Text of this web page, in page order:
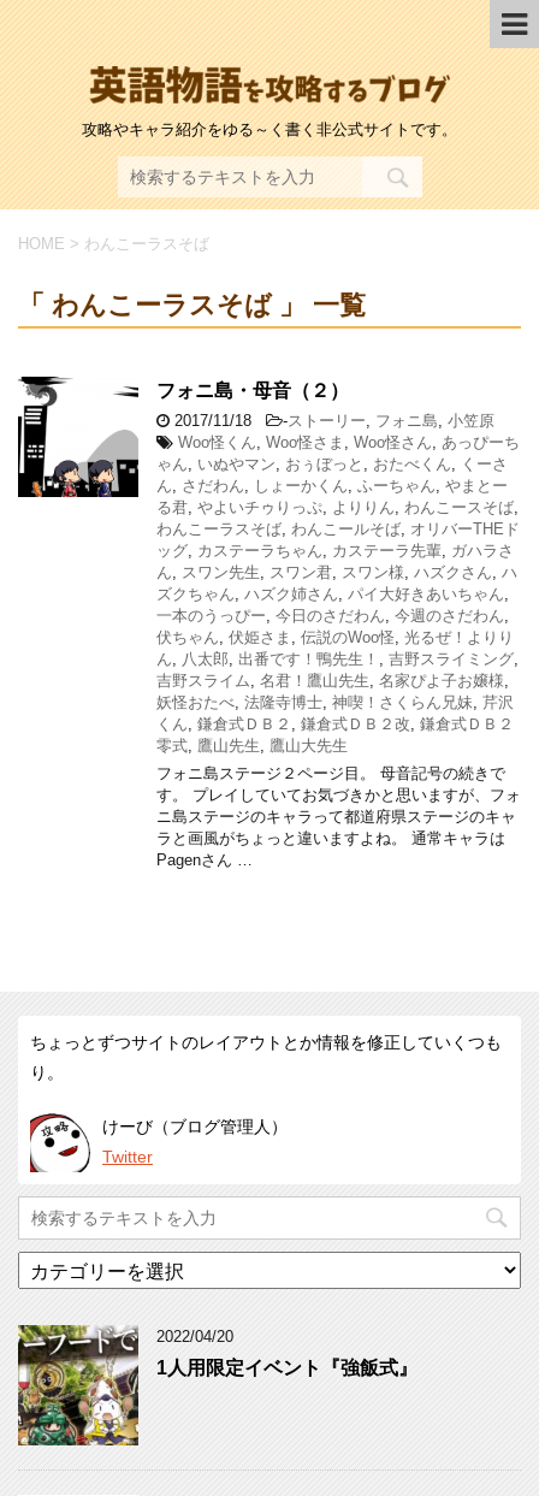
攻略やキャラ紹介をゆる～く書く非公式サイトです。
HOME > わんこーラスそば
「 わんこーラスそば 」 一覧
フォニ島・母音（２）
2017/11/18 -ストーリー, フォニ島, 小笠原
Woo怪くん, Woo怪さま , Woo怪さん, あっぴーち
ゃん, いぬやマン, おぅぼっと , おたべくん, くーさ
ん, さだわん, しょーかくん, ふーちゃん, やまとー
る君, やよいチゥりっぷ, よりりん, わんこースそば,
わんこーラスそば, わんこールそば, オリバーTHEド
ッグ, カステーラちゃん, カステーラ先輩, ガハラさ
ん, スワン先生, スワン君, スワン様, ハズクさん, ハ
ズクちゃん, ハズク姉さん, パイ大好きあいちゃん,
一本のうっぴー, 今日のさだわん, 今週のさだわん,
伏ちゃん, 伏姫さま , 伝説のWoo怪, 光るぜ！よりり
ん, 八太郎, 出番です！鴨先生！ , 吉野スライミング,
吉野スライム, 名君！鷹山先生, 名家ぴよ子お嬢様,
妖怪おたべ, 法隆寺博士, 神喫！さくらん兄妹, 芹沢
くん, 鎌倉式ＤＢ２ , 鎌倉式ＤＢ２改, 鎌倉式ＤＢ２
零式, 鷹山先生, 鷹山大先生
フォニ島ステージ２ページ目。 母音記号の続きで
す。 プレイしていてお気づきかと思いますが、フォ
ニ島ステージのキャラって都道府県ステージのキャ
ラと画風がちょっと違いますよね。 通常キャラは
Pagenさん …
ちょっとずつサイトのレイアウトとか情報を修正していくつも
り。
けーび（ブログ管理人）
Twitter
テ
リ
ー
2022/04/20
1人用限定イベント『強飯式』